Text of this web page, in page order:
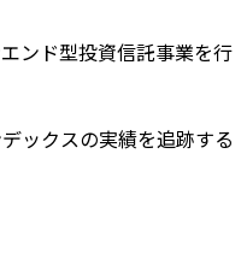
ンド型投資信託事業を行
ックスの実績を追跡する